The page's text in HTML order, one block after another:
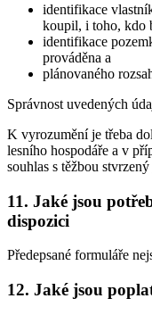
identifikace
koupil, i toho, kdo
identifikace
prováděna a
plánovaného
Správnost uvedených
K vyrozumění je třeba
lesního hospodáře a v
souhlas s těžbou
11. Jaké jsou
dispozici
Předepsané formuláře
12. Jaké jsou